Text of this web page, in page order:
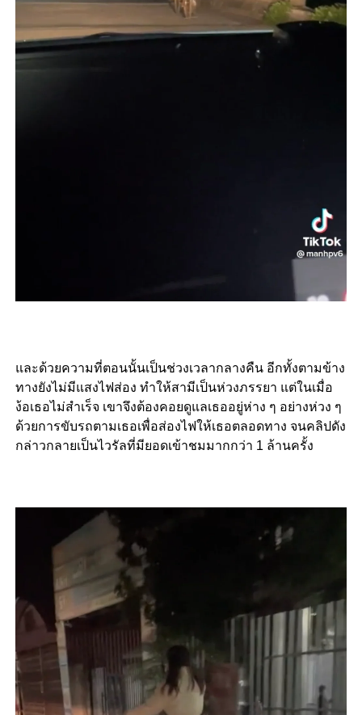
และด้วยความที่ตอนนั้นเป็นช่วงเวลากลางคืน อีกทั้งตามข้าง
ทางยังไม่มีแสงไฟส่อง ทำให้สามีเป็นห่วงภรรยา แต่ในเมื่อ
ง้อเธอไม่สำเร็จ เขาจึงต้องคอยดูแลเธออยู่ห่าง ๆ อย่างห่วง ๆ
ด้วยการขับรถตามเธอเพื่อส่องไฟให้เธอตลอดทาง จนคลิปดัง
กล่าวกลายเป็นไวรัลที่มียอดเข้าชมมากกว่า 1 ล้านครั้ง